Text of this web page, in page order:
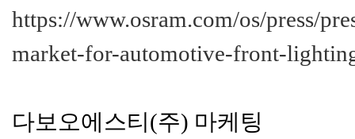
https://www.osram.com/os/press/
market-for-automotive-front-
다보오에스티(주) 마케팅